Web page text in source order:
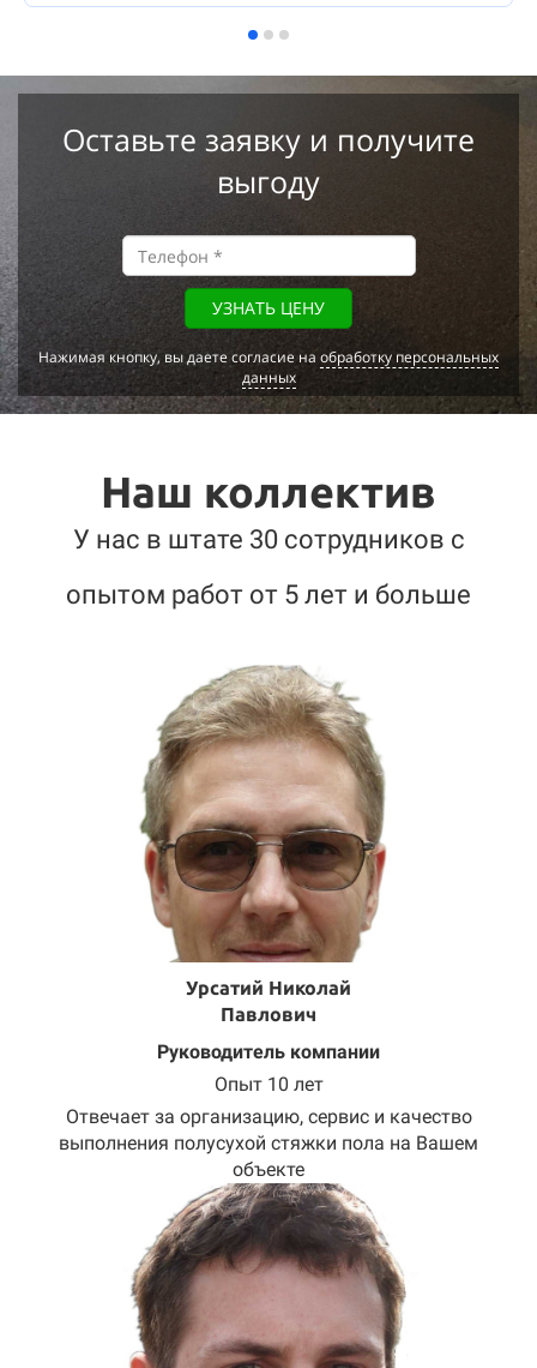
Оставьте заявку и получите
выгоду
УЗНАТЬ ЦЕНУ
Нажимая кнопку, вы даете согласие наобработку персональных
данных
Наш коллектив
У нас в штате 30 сотрудников с
опытом работ от 5 лет и больше
Урсатий Николай
Павлович
Руководитель компании
Опыт 10 лет
Отвечает за организацию, сервис и качество
выполнения полусухой стяжки пола на Вашем
объекте